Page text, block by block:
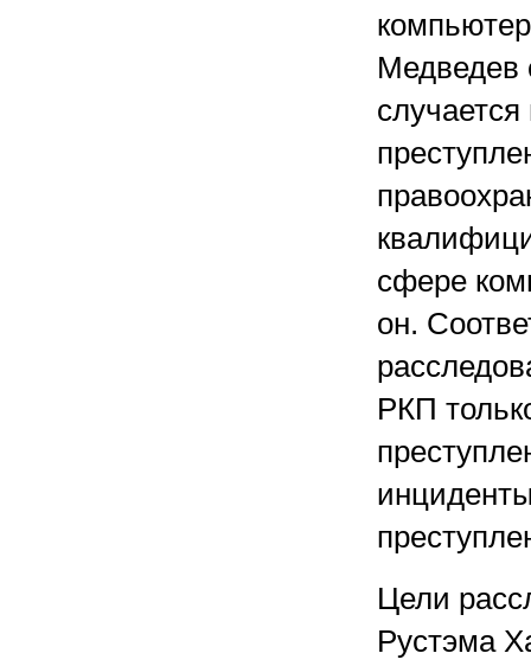
Медведев
сфере
он.
РКП
Цели
Рустэма